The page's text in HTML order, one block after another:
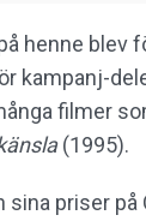
henne blev
kampanj-
filmer
(1995).
priser